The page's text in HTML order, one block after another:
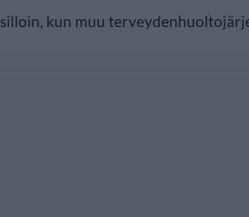
silloin, kun muu